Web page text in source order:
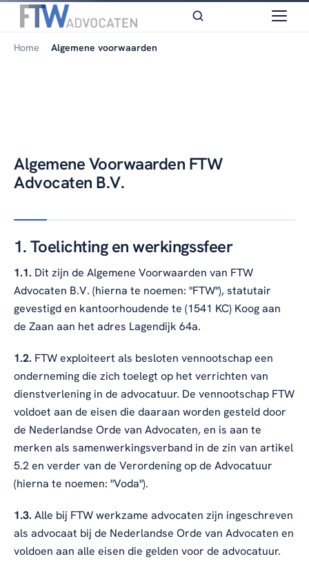
Home Algemene voorwaarden
Algemene Voorwaarden FTW
Advocaten B.V.
1. Toelichting en werkingssfeer
1.1. Dit zijn de Algemene Voorwaarden van FTW
Advocaten B.V. (hierna te noemen: "FTW"), statutair
gevestigd en kantoorhoudende te (1541 KC) Koog aan
de Zaan aan het adres Lagendijk 64a.
1.2. FTW exploiteert als besloten vennootschap een
onderneming die zich toelegt op het verrichten van
dienstverlening in de advocatuur. De vennootschap FTW
voldoet aan de eisen die daaraan worden gesteld door
de Nederlandse Orde van Advocaten, en is aan te
merken als samenwerkingsverband in de zin van artikel
5.2 en verder van de Verordening op de Advocatuur
(hierna te noemen: "Voda").
1.3. Alle bij FTW werkzame advocaten zijn ingeschreven
als advocaat bij de Nederlandse Orde van Advocaten en
voldoen aan alle eisen die gelden voor de advocatuur.